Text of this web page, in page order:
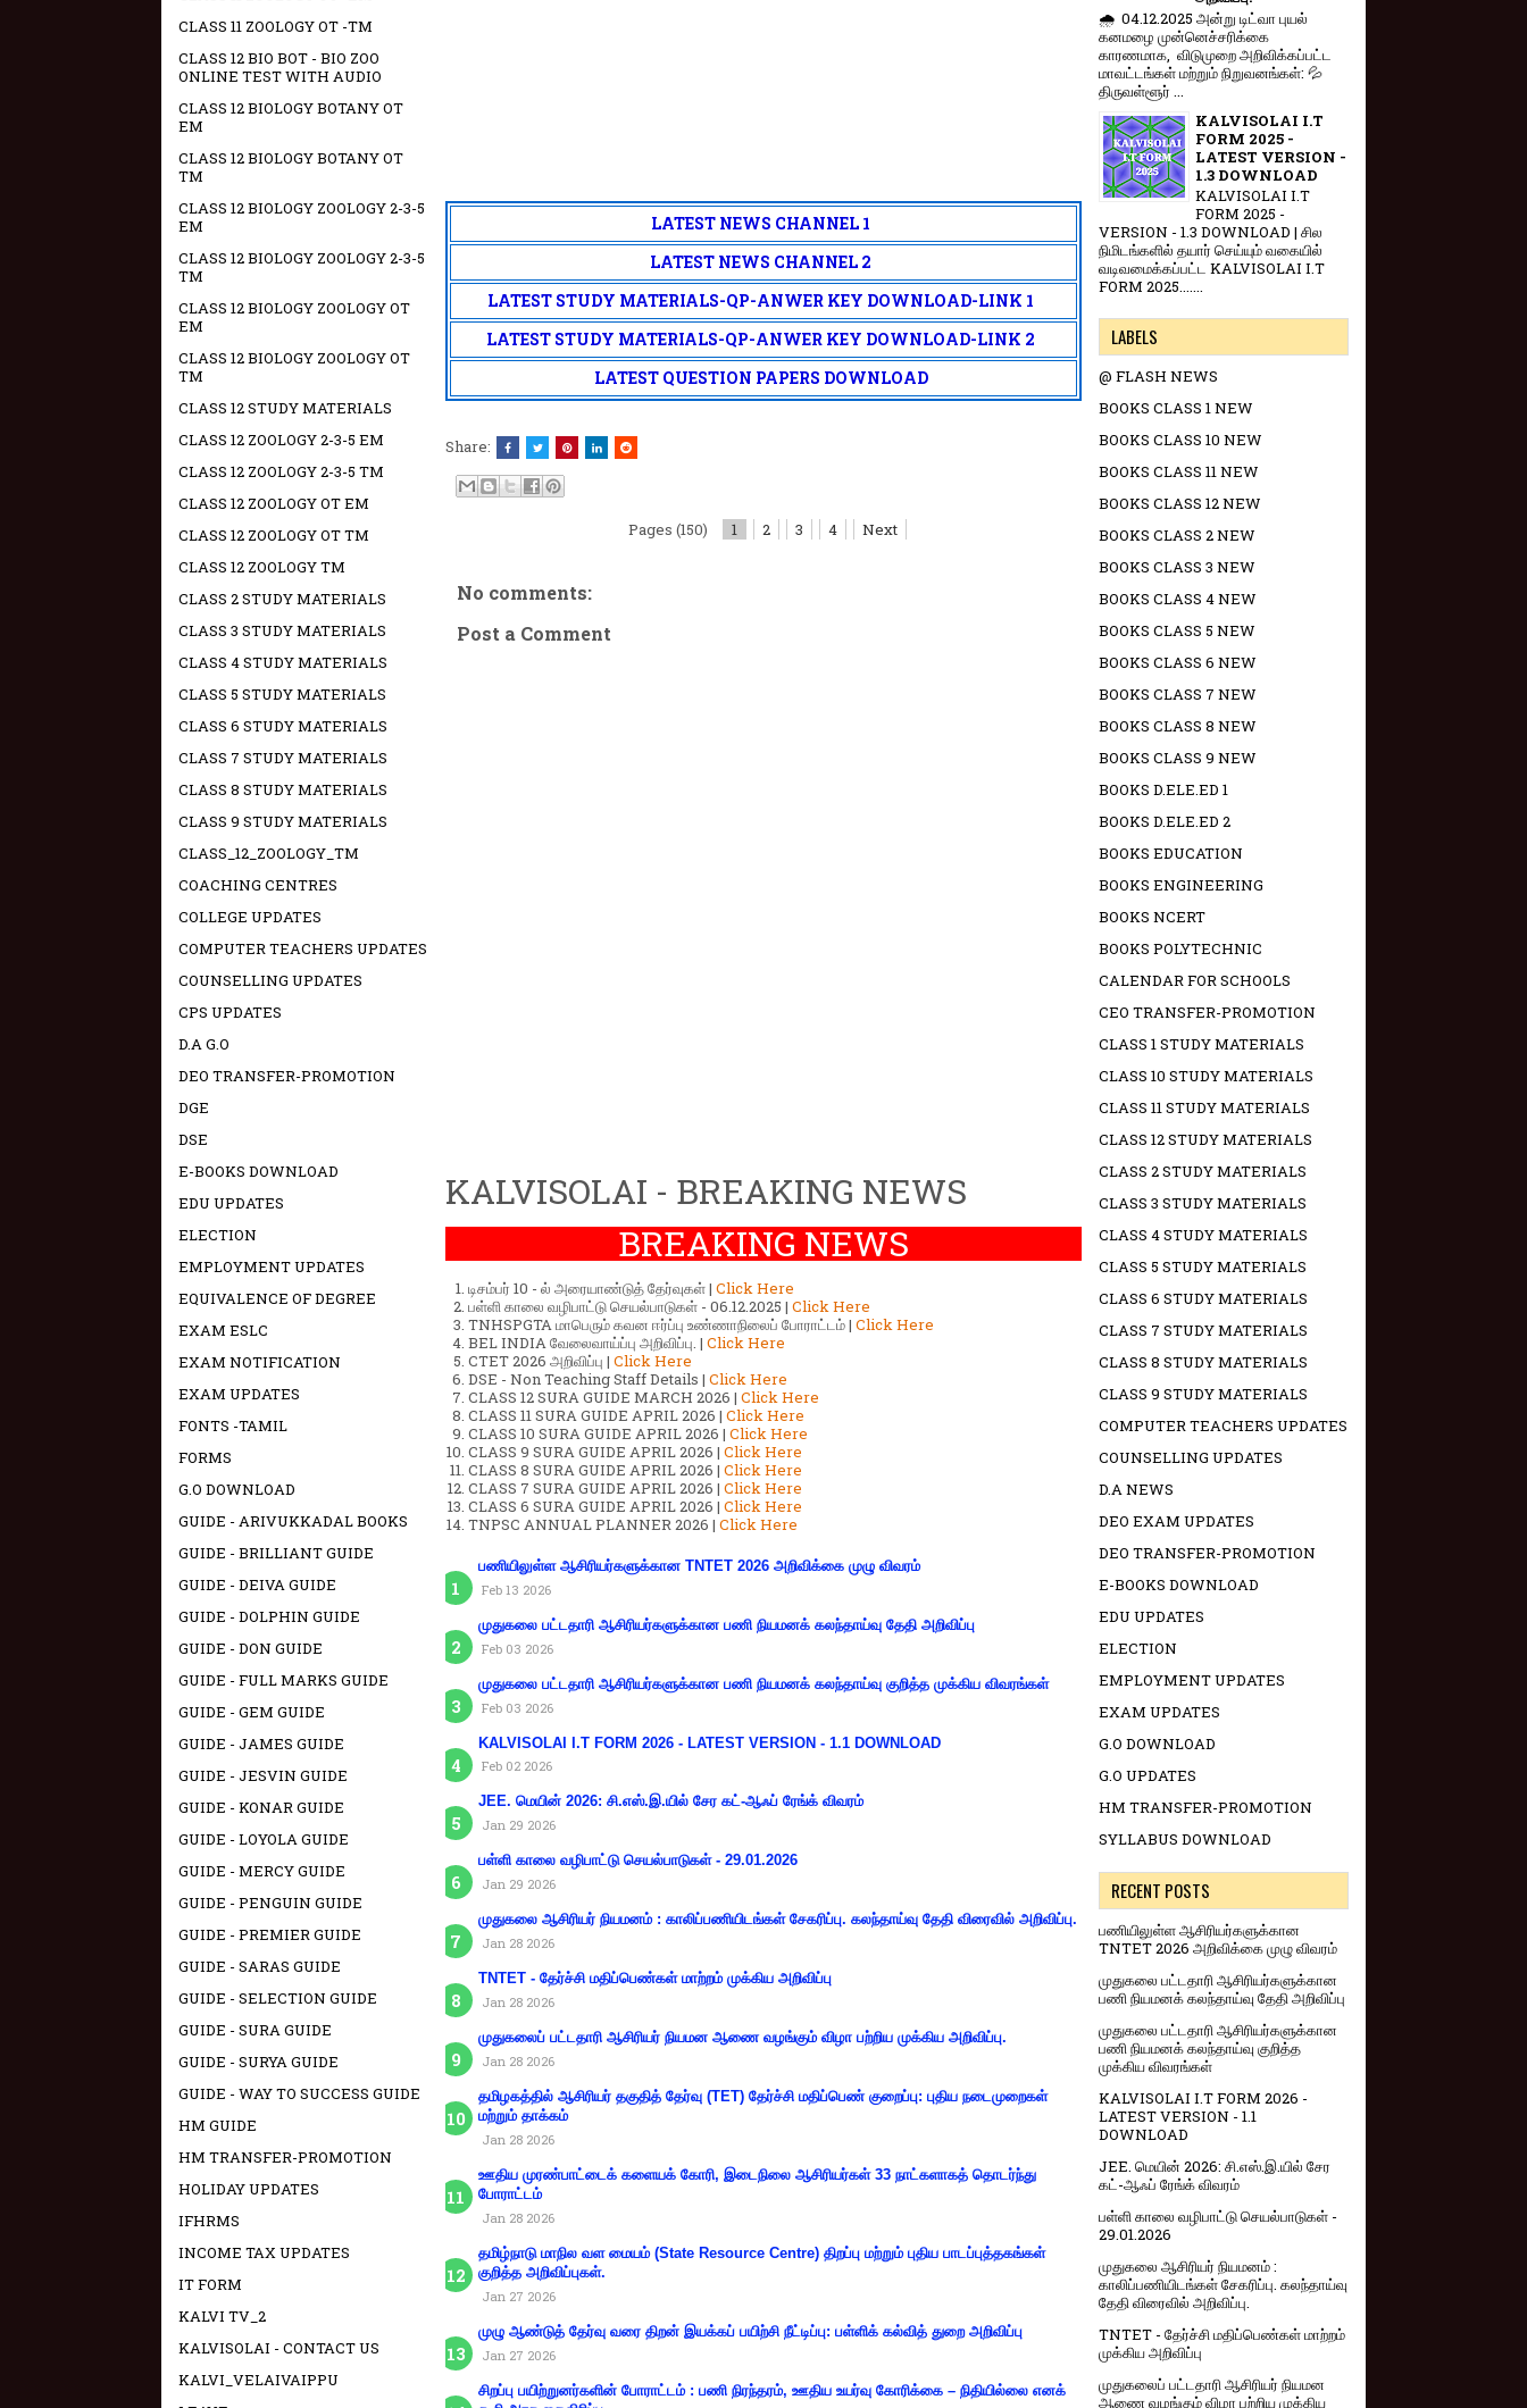
LATEST NEWS CHANNEL 1
LATEST NEWS CHANNEL 2
LATEST STUDY MATERIALS-QP-ANWER KEY DOWNLOAD-LINK 1
LATEST STUDY MATERIALS-QP-ANWER KEY DOWNLOAD-LINK 2
LATEST QUESTION PAPERS DOWNLOAD
Share:
Pages (150) 1 2 3 4 Next
No comments:
Post a Comment
KALVISOLAI - BREAKING NEWS
BREAKING NEWS
டிசம்பர் 10 - ல் அரையாண்டுத் தேர்வுகள் | Click Here
பள்ளி காலை வழிபாட்டு செயல்பாடுகள் - 06.12.2025 | Click Here
TNHSPGTA மாபெரும் கவன ஈர்ப்பு உண்ணாநிலைப் போராட்டம் | Click Here
BEL INDIA வேலைவாய்ப்பு அறிவிப்பு. | Click Here
CTET 2026 அறிவிப்பு | Click Here
DSE - Non Teaching Staff Details | Click Here
CLASS 12 SURA GUIDE MARCH 2026 | Click Here
CLASS 11 SURA GUIDE APRIL 2026 | Click Here
CLASS 10 SURA GUIDE APRIL 2026 | Click Here
CLASS 9 SURA GUIDE APRIL 2026 | Click Here
CLASS 8 SURA GUIDE APRIL 2026 | Click Here
CLASS 7 SURA GUIDE APRIL 2026 | Click Here
CLASS 6 SURA GUIDE APRIL 2026 | Click Here
TNPSC ANNUAL PLANNER 2026 | Click Here
பணியிலுள்ள ஆசிரியர்களுக்கான TNTET 2026 அறிவிக்கை முழு விவரம்
Feb 13 2026
முதுகலை பட்டதாரி ஆசிரியர்களுக்கான பணி நியமனக் கலந்தாய்வு தேதி அறிவிப்பு
Feb 03 2026
முதுகலை பட்டதாரி ஆசிரியர்களுக்கான பணி நியமனக் கலந்தாய்வு குறித்த முக்கிய விவரங்கள்
Feb 03 2026
KALVISOLAI I.T FORM 2026 - LATEST VERSION - 1.1 DOWNLOAD
Feb 02 2026
JEE. மெயின் 2026: சி.எஸ்.இ.யில் சேர கட்-ஆஃப் ரேங்க் விவரம்
Jan 29 2026
பள்ளி காலை வழிபாட்டு செயல்பாடுகள் - 29.01.2026
Jan 29 2026
முதுகலை ஆசிரியர் நியமனம் : காலிப்பணியிடங்கள் சேகரிப்பு. கலந்தாய்வு தேதி விரைவில் அறிவிப்பு.
Jan 28 2026
TNTET - தேர்ச்சி மதிப்பெண்கள் மாற்றம் முக்கிய அறிவிப்பு
Jan 28 2026
முதுகலைப் பட்டதாரி ஆசிரியர் நியமன ஆணை வழங்கும் விழா பற்றிய முக்கிய அறிவிப்பு.
Jan 28 2026
தமிழகத்தில் ஆசிரியர் தகுதித் தேர்வு (TET) தேர்ச்சி மதிப்பெண் குறைப்பு: புதிய நடைமுறைகள்
மற்றும் தாக்கம்
Jan 28 2026
ஊதிய முரண்பாட்டைக் களையக் கோரி, இடைநிலை ஆசிரியர்கள் 33 நாட்களாகத் தொடர்ந்து
போராட்டம்
Jan 28 2026
தமிழ்நாடு மாநில வள மையம் (State Resource Centre) திறப்பு மற்றும் புதிய பாடப்புத்தகங்கள்
குறித்த அறிவிப்புகள்.
Jan 27 2026
முழு ஆண்டுத் தேர்வு வரை திறன் இயக்கப் பயிற்சி நீட்டிப்பு: பள்ளிக் கல்வித் துறை அறிவிப்பு
Jan 27 2026
சிறப்பு பயிற்றுனர்களின் போராட்டம் : பணி நிரந்தரம், ஊதிய உயர்வு கோரிக்கை – நிதியில்லை எனக்
CLASS 11 ZOOLOGY OT -TM
CLASS 12 BIO BOT - BIO ZOO
ONLINE TEST WITH AUDIO
CLASS 12 BIOLOGY BOTANY OT
EM
CLASS 12 BIOLOGY BOTANY OT
TM
CLASS 12 BIOLOGY ZOOLOGY 2-3-5
EM
CLASS 12 BIOLOGY ZOOLOGY 2-3-5
TM
CLASS 12 BIOLOGY ZOOLOGY OT
EM
CLASS 12 BIOLOGY ZOOLOGY OT
TM
CLASS 12 STUDY MATERIALS
CLASS 12 ZOOLOGY 2-3-5 EM
CLASS 12 ZOOLOGY 2-3-5 TM
CLASS 12 ZOOLOGY OT EM
CLASS 12 ZOOLOGY OT TM
CLASS 12 ZOOLOGY TM
CLASS 2 STUDY MATERIALS
CLASS 3 STUDY MATERIALS
CLASS 4 STUDY MATERIALS
CLASS 5 STUDY MATERIALS
CLASS 6 STUDY MATERIALS
CLASS 7 STUDY MATERIALS
CLASS 8 STUDY MATERIALS
CLASS 9 STUDY MATERIALS
CLASS_12_ZOOLOGY_TM
COACHING CENTRES
COLLEGE UPDATES
COMPUTER TEACHERS UPDATES
COUNSELLING UPDATES
CPS UPDATES
D.A G.O
DEO TRANSFER-PROMOTION
DGE
DSE
E-BOOKS DOWNLOAD
EDU UPDATES
ELECTION
EMPLOYMENT UPDATES
EQUIVALENCE OF DEGREE
EXAM ESLC
EXAM NOTIFICATION
EXAM UPDATES
FONTS -TAMIL
FORMS
G.O DOWNLOAD
GUIDE - ARIVUKKADAL BOOKS
GUIDE - BRILLIANT GUIDE
GUIDE - DEIVA GUIDE
GUIDE - DOLPHIN GUIDE
GUIDE - DON GUIDE
GUIDE - FULL MARKS GUIDE
GUIDE - GEM GUIDE
GUIDE - JAMES GUIDE
GUIDE - JESVIN GUIDE
GUIDE - KONAR GUIDE
GUIDE - LOYOLA GUIDE
GUIDE - MERCY GUIDE
GUIDE - PENGUIN GUIDE
GUIDE - PREMIER GUIDE
GUIDE - SARAS GUIDE
GUIDE - SELECTION GUIDE
GUIDE - SURA GUIDE
GUIDE - SURYA GUIDE
GUIDE - WAY TO SUCCESS GUIDE
HM GUIDE
HM TRANSFER-PROMOTION
HOLIDAY UPDATES
IFHRMS
INCOME TAX UPDATES
IT FORM
KALVI TV_2
KALVISOLAI - CONTACT US
KALVI_VELAIVAIPPU
🌧️ 04.12.2025 அன்று டிட்வா புயல்
கனமழை முன்னெச்சரிக்கை
காரணமாக, விடுமுறை அறிவிக்கப்பட்ட
மாவட்டங்கள் மற்றும் நிறுவனங்கள்: 💦
திருவள்ளூர் ...
KALVISOLAI I.T
FORM 2025 -
LATEST VERSION -
1.3 DOWNLOAD
KALVISOLAI I.T
FORM 2025 -
VERSION - 1.3 DOWNLOAD | சில
நிமிடங்களில் தயார் செய்யும் வகையில்
வடிவமைக்கப்பட்ட KALVISOLAI I.T
FORM 2025.......
LABELS
@ FLASH NEWS
BOOKS CLASS 1 NEW
BOOKS CLASS 10 NEW
BOOKS CLASS 11 NEW
BOOKS CLASS 12 NEW
BOOKS CLASS 2 NEW
BOOKS CLASS 3 NEW
BOOKS CLASS 4 NEW
BOOKS CLASS 5 NEW
BOOKS CLASS 6 NEW
BOOKS CLASS 7 NEW
BOOKS CLASS 8 NEW
BOOKS CLASS 9 NEW
BOOKS D.ELE.ED 1
BOOKS D.ELE.ED 2
BOOKS EDUCATION
BOOKS ENGINEERING
BOOKS NCERT
BOOKS POLYTECHNIC
CALENDAR FOR SCHOOLS
CEO TRANSFER-PROMOTION
CLASS 1 STUDY MATERIALS
CLASS 10 STUDY MATERIALS
CLASS 11 STUDY MATERIALS
CLASS 12 STUDY MATERIALS
CLASS 2 STUDY MATERIALS
CLASS 3 STUDY MATERIALS
CLASS 4 STUDY MATERIALS
CLASS 5 STUDY MATERIALS
CLASS 6 STUDY MATERIALS
CLASS 7 STUDY MATERIALS
CLASS 8 STUDY MATERIALS
CLASS 9 STUDY MATERIALS
COMPUTER TEACHERS UPDATES
COUNSELLING UPDATES
D.A NEWS
DEO EXAM UPDATES
DEO TRANSFER-PROMOTION
E-BOOKS DOWNLOAD
EDU UPDATES
ELECTION
EMPLOYMENT UPDATES
EXAM UPDATES
G.O DOWNLOAD
G.O UPDATES
HM TRANSFER-PROMOTION
SYLLABUS DOWNLOAD
RECENT POSTS
பணியிலுள்ள ஆசிரியர்களுக்கான
TNTET 2026 அறிவிக்கை முழு விவரம்
முதுகலை பட்டதாரி ஆசிரியர்களுக்கான
பணி நியமனக் கலந்தாய்வு தேதி அறிவிப்பு
முதுகலை பட்டதாரி ஆசிரியர்களுக்கான
பணி நியமனக் கலந்தாய்வு குறித்த
முக்கிய விவரங்கள்
KALVISOLAI I.T FORM 2026 -
LATEST VERSION - 1.1
DOWNLOAD
JEE. மெயின் 2026: சி.எஸ்.இ.யில் சேர
கட்-ஆஃப் ரேங்க் விவரம்
பள்ளி காலை வழிபாட்டு செயல்பாடுகள் -
29.01.2026
முதுகலை ஆசிரியர் நியமனம் :
காலிப்பணியிடங்கள் சேகரிப்பு. கலந்தாய்வு
தேதி விரைவில் அறிவிப்பு.
TNTET - தேர்ச்சி மதிப்பெண்கள் மாற்றம்
முக்கிய அறிவிப்பு
முதுகலைப் பட்டதாரி ஆசிரியர் நியமன
ஆணை வழங்கும் விழா பற்றிய முக்கிய